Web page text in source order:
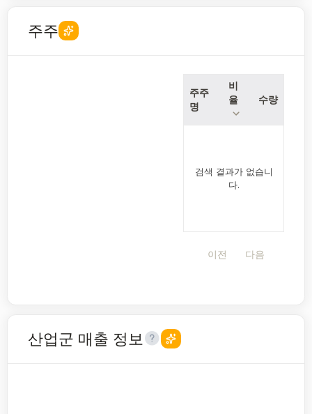
주주
주주
명
비
율
수량
검색 결과가 없습니
다.
이전 다음
산업군 매출 정보